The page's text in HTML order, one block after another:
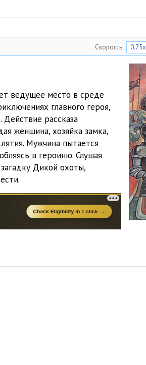
Скорость 0.75x
ведущее место в среде
главного героя,
Действие рассказа
женщина, хозяйка замка,
Мужчина пытается
в героиню. Слушая
Дикой охоты,